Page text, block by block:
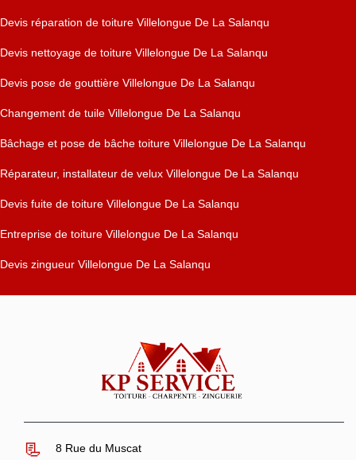
Devis réparation de toiture Villelongue De La Salanqu
Devis nettoyage de toiture Villelongue De La Salanqu
Devis pose de gouttière Villelongue De La Salanqu
Changement de tuile Villelongue De La Salanqu
Bâchage et pose de bâche toiture Villelongue De La Salanqu
Réparateur, installateur de velux Villelongue De La Salanqu
Devis fuite de toiture Villelongue De La Salanqu
Entreprise de toiture Villelongue De La Salanqu
Devis zingueur Villelongue De La Salanqu
8 Rue du Muscat